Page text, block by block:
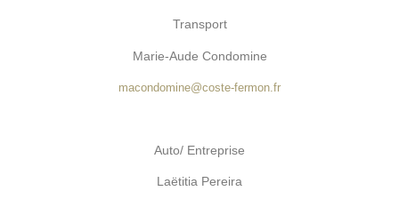
Transport
Marie-Aude Condomine
macondomine@coste-fermon.fr
Auto/ Entreprise
Laëtitia Pereira